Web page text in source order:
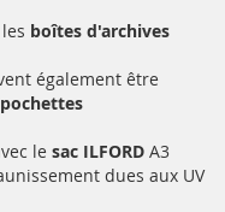
boîtes d'archives
également être
pochettes
le sac ILFORD A3
dues aux UV